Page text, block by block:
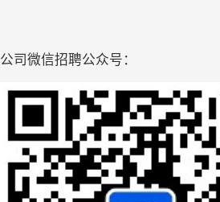
公司微信招聘公众号：